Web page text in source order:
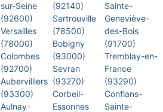
sur-Seine
(92600)
Versailles
(78000)
Colombes
(92700)
Aubervilliers
(93300)
Aulnay-
(92140)
Sartrouville
(78500)
Bobigny
(93000)
Sevran
(93270)
Corbeil-
Essonnes
Sainte-
Geneviève-
des-Bois
(91700)
Tremblay-en-
France
(93290)
Conflans-
Sainte-